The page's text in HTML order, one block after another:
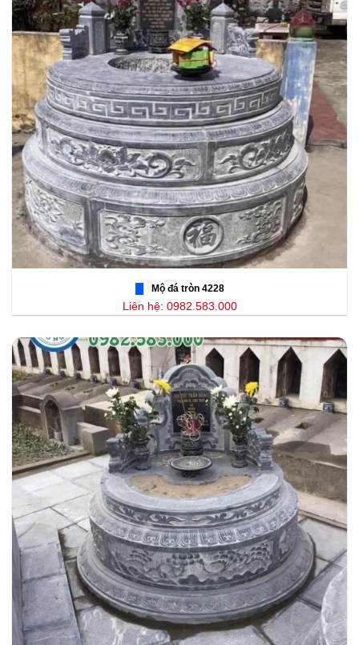
Mộ đá tròn 4228
Liên hệ: 0982.583.000